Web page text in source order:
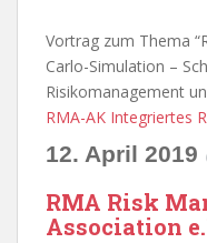
Vortrag zum Thema
Carlo-Simulation –
Risikomanagement
RMA-AK Integriertes
12. April 2019
RMA Risk
Association